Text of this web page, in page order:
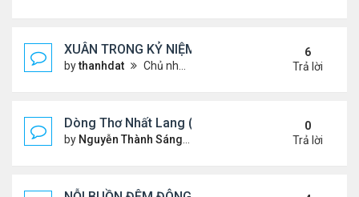
XUÂN TRONG KỶ NIỆM !!!
bythanhdat Chủ nhật Tháng 1 19, 2025 9:05 am
6
Trả lời
Dòng Thơ Nhất Lang (Nguyễn Thành Sáng) - 1
by Nguyễn Thành Sáng Thứ 6 Tháng 1 24, 2025 9:09
0
Trả lời